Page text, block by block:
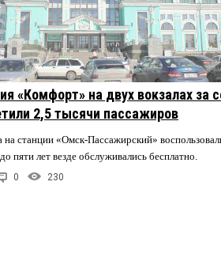
«Комфорт» на двух вокзалах за
2,5 тысячи пассажиров
станции «Омск-Пассажирский»
пяти лет везде обслуживались бесплатно.
0 230